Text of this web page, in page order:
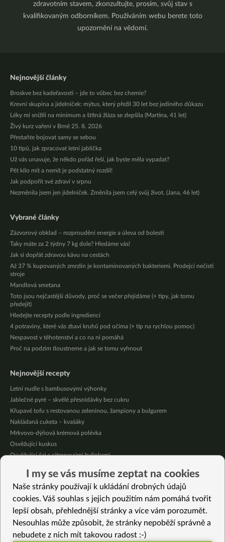
zdravotním stavem, zkonzultujte, prosím, svůj stav s
kvalifikovaným odborníkem. Používáním webu berete toto
upozornění na vědomí.
Nejnovější články
Broskve bez kadeřavosti – jde to vůbec bez chemie?
Krevní skupina a jídelníček: mýtus, který přežil 30 let bez jediného důkazu
Léky mi snížili na minimum a štítná žláza se zlepšila (Martina, 41 let)
Živý kurz vaření v Brně 25. 8. 2026
Přestaňte bojovat samy se sebou
10 tipů, jak zpracovat letní jablíčka
Už vás unavuje, že někdo pořád řeší, jak byste měla vypadat?
Pět kilo mít a nemít je podstatný rozdíl!
Jak podpořit své zdraví v srpnu
Nezměnila jsem jen jídelníček. Změnila jsem celý svůj život. (Jana, 46 let)
Vybrané články
Zázvorový obklad – rozproudění energie a úleva od bolesti
Taky máte za 2 týdny 7 kg dole? Hledáme vás!
Jak si dopřát zdravou kávu na cestách
Až 37 % kupovaných zmrzlin je kontaminovaných bakteriemi. Prodejci nečistí
stroje
Mandlová smetana
Toto jsou nejčastější důvody, proč se večer přejídáme (+ tipy, jak tomu
předejít)
Hledejte recepty podle ingrediencí
4 potraviny, které vás zbaví kruhů pod očima (+ tip na rychlou pomoc)
Nespavost v těhotenství a co na ní pomáhá
Proč na podzim tloustneme a jak se tomu vyhnout
Nejnovější recepty
Letní nudle s bambusovými výhonky
Jablečné pyré – skvělé přesnídávky bez cukru
Křupavé tofu s restovanou zeleninou, žampiony a bulgurem
Nakládaná cuketa – kvašáky
Mrkvovo-dýňová krémová polévka
Osvěžující kuskus
Osvěžující čaj s citronovými bylinkami
Čokoládové muffiny s mangovým krémem
Meruňky a jablka v citrónovém želé
Vybrané recepty
Smažená kurkumová rýže s tofu
I my se vás musíme zeptat na cookies
Naše stránky používají k ukládání drobných údajů
cookies. Váš souhlas s jejich použitím nám pomáhá tvořit
lepší obsah, přehlednější stránky a více vám porozumět.
Nesouhlas může způsobit, že stránky nepoběží správně a
nebudete z nich mít takovou radost :-)